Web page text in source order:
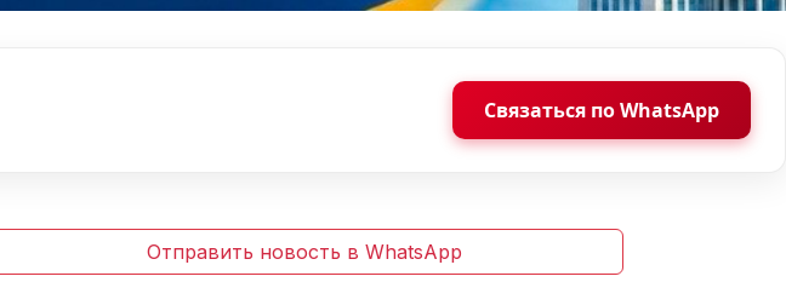
Связаться по WhatsApp
Отправить новость в WhatsApp